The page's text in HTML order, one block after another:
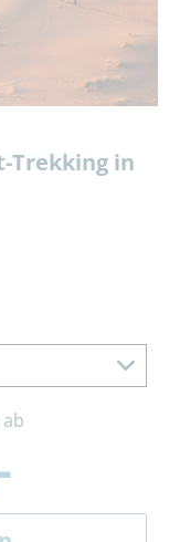
Trekking in